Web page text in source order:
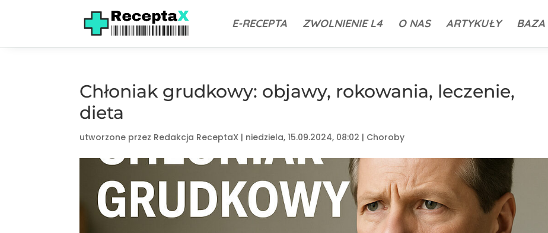
E-RECEPTA ZWOLNIENIE L4 O NAS ARTYKUŁY BAZA
Chłoniak grudkowy: objawy, rokowania, leczenie,
dieta
utworzone przez Redakcja ReceptaX | niedziela, 15.09.2024, 08:02 | Choroby